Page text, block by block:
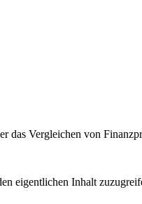
das Vergleichen von
eigentlichen Inhalt